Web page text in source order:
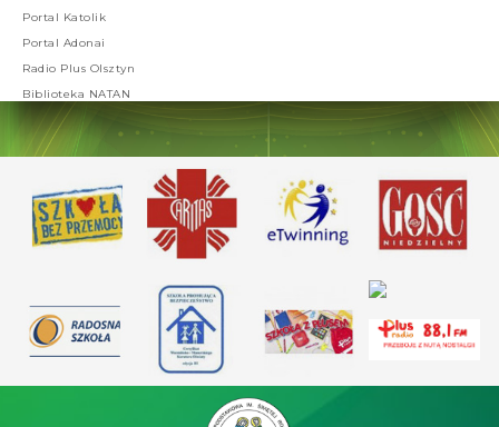
Portal Katolik
Portal Adonai
Radio Plus Olsztyn
Biblioteka NATAN